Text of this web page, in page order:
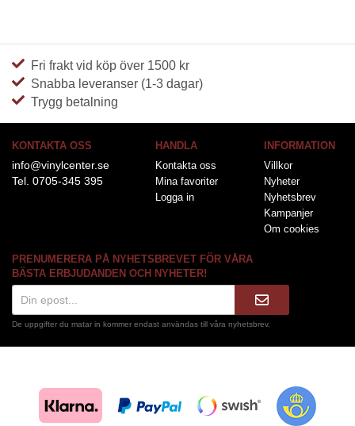
Fri frakt vid köp över 1500 kr
Snabba leveranser (1-3 dagar)
Trygg betalning
KONTAKTA OSS
info@vinylcenter.se
Tel. 0705-345 395
HANDLA
Kontakta oss
Mina favoriter
Logga in
INFORMATION
Villkor
Nyheter
Nyhetsbrev
Kampanjer
Om cookies
PRENUMERERA PÅ NYHETSBREVET FÖR VÅRA
BÄSTA ERBJUDANDEN OCH NYHETER!
De uppgifter du matar in kommer endast användas till våra nyhetsbrev.